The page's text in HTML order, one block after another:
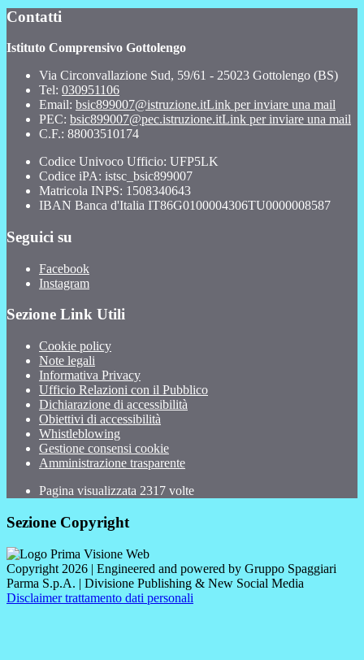
Contatti
Istituto Comprensivo Gottolengo
Via Circonvallazione Sud, 59/61 - 25023 Gottolengo (BS)
Tel: 030951106
Email: bsic899007@istruzione.itLink per inviare una mail
PEC: bsic899007@pec.istruzione.itLink per inviare una mail
C.F.: 88003510174
Codice Univoco Ufficio: UFP5LK
Codice iPA: istsc_bsic899007
Matricola INPS: 1508340643
IBAN Banca d'Italia IT86G0100004306TU0000008587
Seguici su
Facebook
Instagram
Sezione Link Utili
Cookie policy
Note legali
Informativa Privacy
Ufficio Relazioni con il Pubblico
Dichiarazione di accessibilità
Obiettivi di accessibilità
Whistleblowing
Gestione consensi cookie
Amministrazione trasparente
Pagina visualizzata 2317 volte
Sezione Copyright
Copyright 2026 | Engineered and powered by Gruppo Spaggiari
Parma S.p.A. | Divisione Publishing & New Social Media
Disclaimer trattamento dati personali